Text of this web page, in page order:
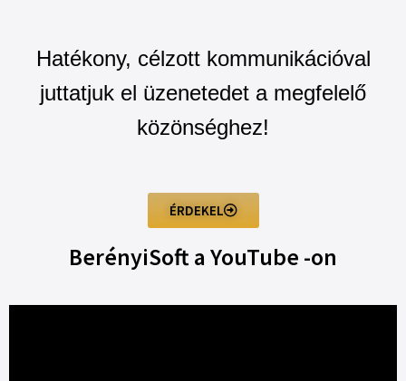
Hatékony, célzott kommunikációval
juttatjuk el üzenetedet a megfelelő
közönséghez!
ÉRDEKEL
BerényiSoft a YouTube -on